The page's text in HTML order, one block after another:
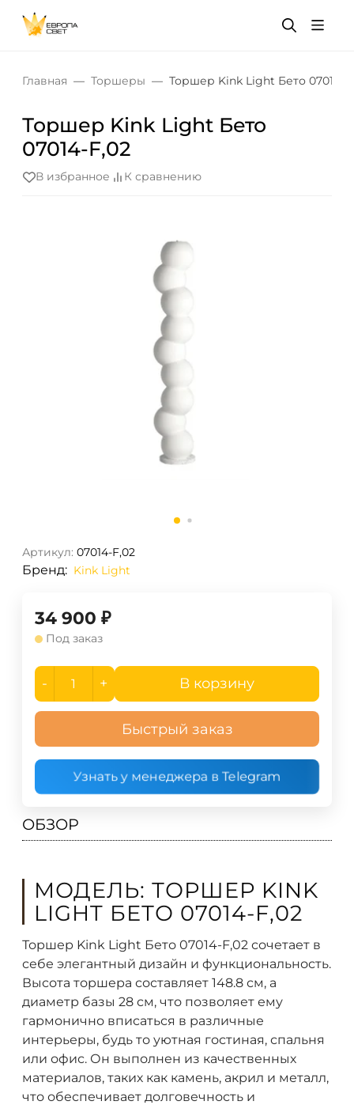
Главная Торшеры Торшер Kink Light Бето 07014-
Торшер Kink Light Бето
07014-F,02
В избранное К сравнению
Артикул: 07014-F,02
Бренд: Kink Light
34 900 ₽
Под заказ
- + В корзину
Быстрый заказ
Узнать у менеджера в Telegram
ОБЗОР
МОДЕЛЬ: ТОРШЕР KINK
LIGHT БЕТО 07014-F,02
Торшер Kink Light Бето 07014-F,02 сочетает в
себе элегантный дизайн и функциональность.
Высота торшера составляет 148.8 см, а
диаметр базы 28 см, что позволяет ему
гармонично вписаться в различные
интерьеры, будь то уютная гостиная, спальня
или офис. Он выполнен из качественных
материалов, таких как камень, акрил и металл,
что обеспечивает долговечность и